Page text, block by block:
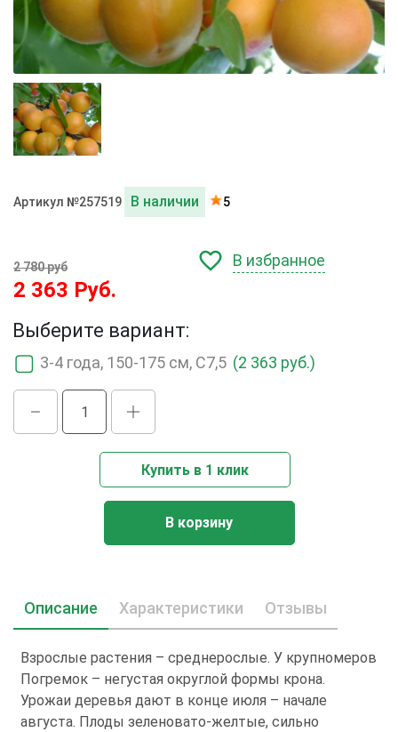
Артикул №257519 В наличии 5
2 780 руб
2 363 Руб.
В избранное
Выберите вариант:
3-4 года, 150-175 см, С7,5 (2 363 руб.)
Купить в 1 клик
В корзину
Описание Характеристики Отзывы
Взрослые растения – среднерослые. У крупномеров
Погремок – негустая округлой формы крона.
Урожаи деревья дают в конце июля – начале
августа. Плоды зеленовато-желтые, сильно